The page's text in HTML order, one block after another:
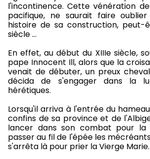
l'incontinence. Cette vénération
pacifique, ne saurait faire
histoire de sa construction, peut-
siècle ...
En effet, au début du XIIIe siècle,
pape Innocent Ill, alors que la
venait de débuter, un preux
décida de s'engager dans la
hérétiques.
Lorsqu'il arriva à l'entrée du
confins de sa province et de
lancer dans son combat pour
passer au fil de l'épée les
s'arrêta là pour prier la Vierge Marie.